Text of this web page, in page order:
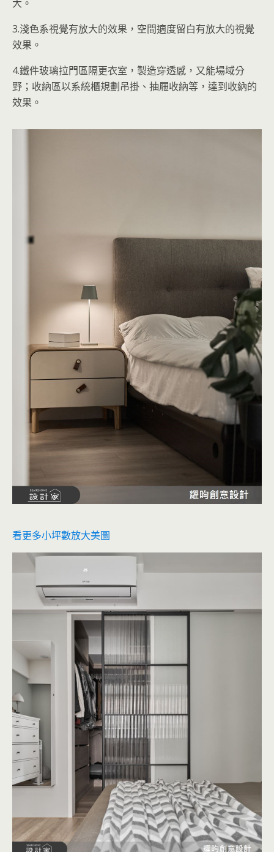
大。
3.淺色系視覺有放大的效果，空間適度留白有放大的視覺
效果。
4.鐵件玻璃拉門區隔更衣室，製造穿透感，又能場域分
野；收納區以系統櫃規劃吊掛、抽屜收納等，達到收納的
效果。
看更多小坪數放大美圖